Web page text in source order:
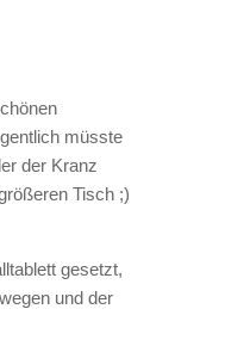
müsste
der Kranz
Tisch ;)
gesetzt,
und der